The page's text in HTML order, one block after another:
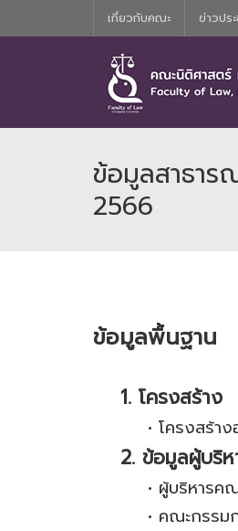
เกี่ยวกับคณะ ข่าวปร
ข้อมูลสาธาร
2566
ข้อมูลพื้นฐาน
1. โครงสร้าง
• โครงสร้า
2. ข้อมูลผู้บริห
• ผู้บริหารค
• คณะกรรม